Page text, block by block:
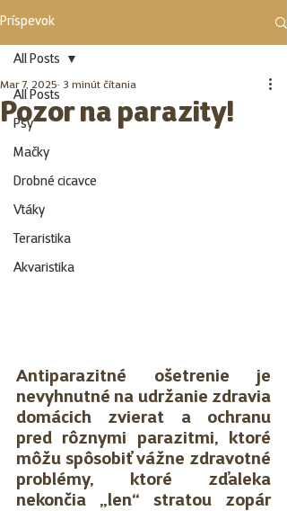
Príspevok
All Posts
Psy
Mačky
Drobné cicavce
Vtáky
Teraristika
Akvaristika
All Posts
Pozor na parazity!
Mar 7, 2025 3 minút čítania
Antiparazitné ošetrenie je
nevyhnutné na udržanie zdravia
domácich zvierat a ochranu
pred rôznymi parazitmi, ktoré
môžu spôsobiť vážne zdravotné
problémy, ktoré zďaleka
nekončia „len“ stratou zopár